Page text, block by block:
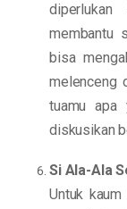
membantu
bisa
melenceng
tuamu apa
diskusikan
Si Ala-Ala
Untuk